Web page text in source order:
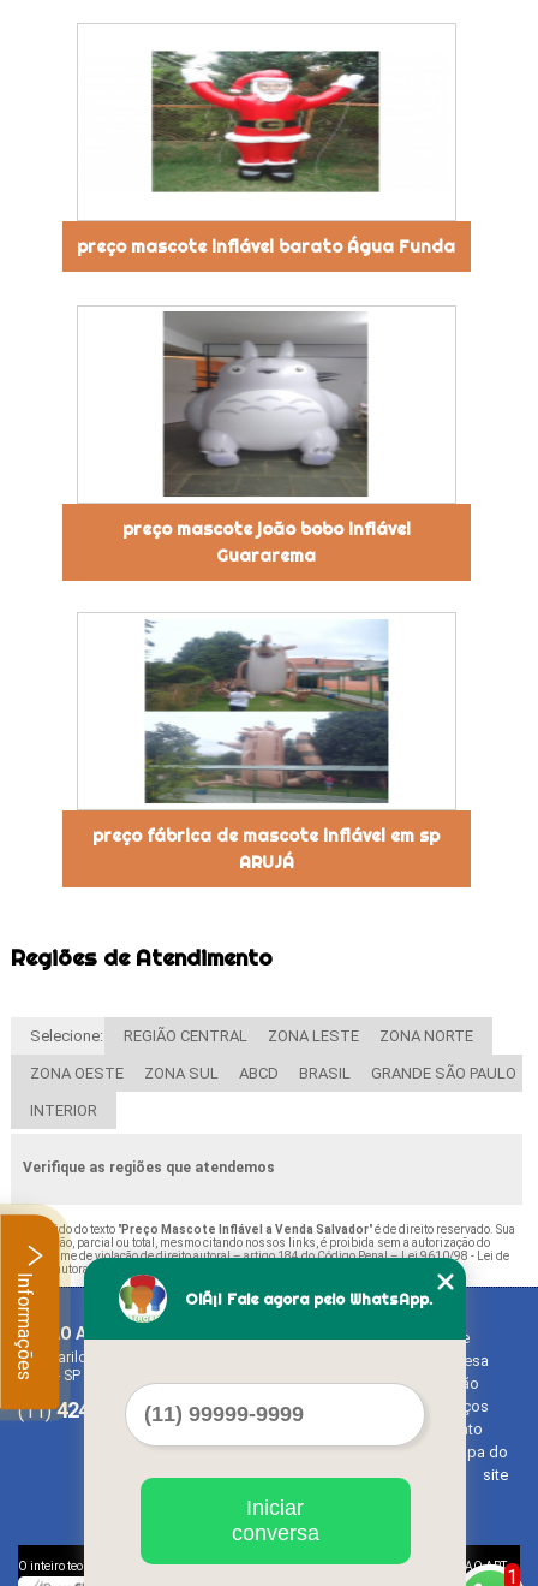
preço mascote inflável barato Água Funda
preço mascote joão bobo inflável
Guararema
preço fábrica de mascote inflável em sp
ARUJÁ
Regiões de Atendimento
Selecione: REGIÃO CENTRAL ZONA LESTE ZONA NORTE
ZONA OESTE ZONA SUL ABCD BRASIL GRANDE SÃO PAULO
INTERIOR
Verifique as regiões que atendemos
O conteúdo do texto "Preço Mascote Inflável a Venda Salvador" é de direito reservado. Sua
reprodução, parcial ou total, mesmo citando nossos links, é proibida sem a autorização do
autor. Crime de violação de direito autoral – artigo 184 do Código Penal –Lei 9610/98 - Lei de
direitos autorais
BALAO ART
Rua Bariloche, 1300 - Chácara Tropical (Caucaia do Alto)
Cotia - SP - CEP: 06726-270
(11)4242-7733(11)3603-0479
Home
Empresa
Missão
Serviços
Contato
Mapa do
site
O inteiro teor deste site está sujeito à proteção de direitos autorais. Copyright
BALAO ART1
OlÃ¡! Fale agora pelo WhatsApp.
Iniciar
conversa
Informações